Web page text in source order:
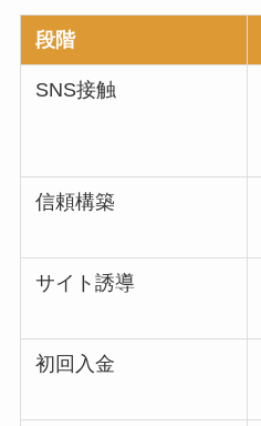
段階
SNS接触
信頼構築
サイト誘導
初回入金